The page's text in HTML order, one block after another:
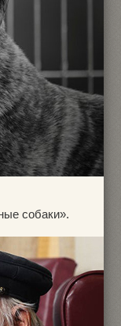
собаки».